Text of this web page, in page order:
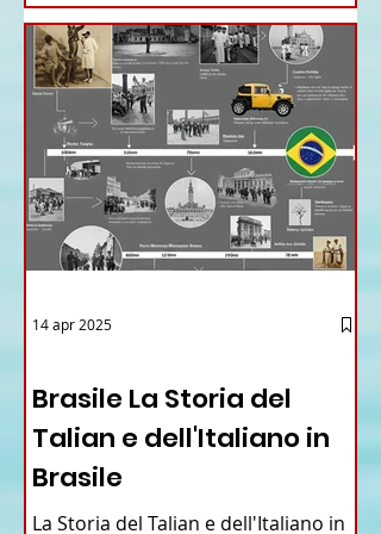
Brasile La Storia del
Talian e dell'Italiano in
Brasile
La Storia del Talian e dell'Italiano in
14 apr 2025